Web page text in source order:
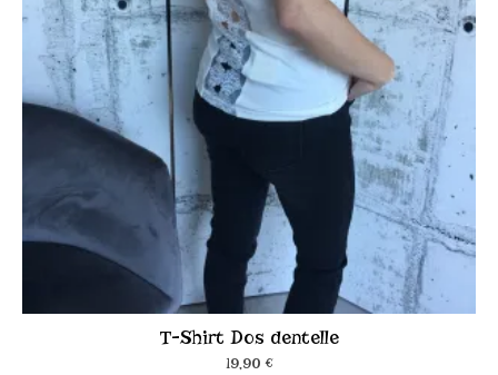
T-Shirt Dos dentelle
19,90 €